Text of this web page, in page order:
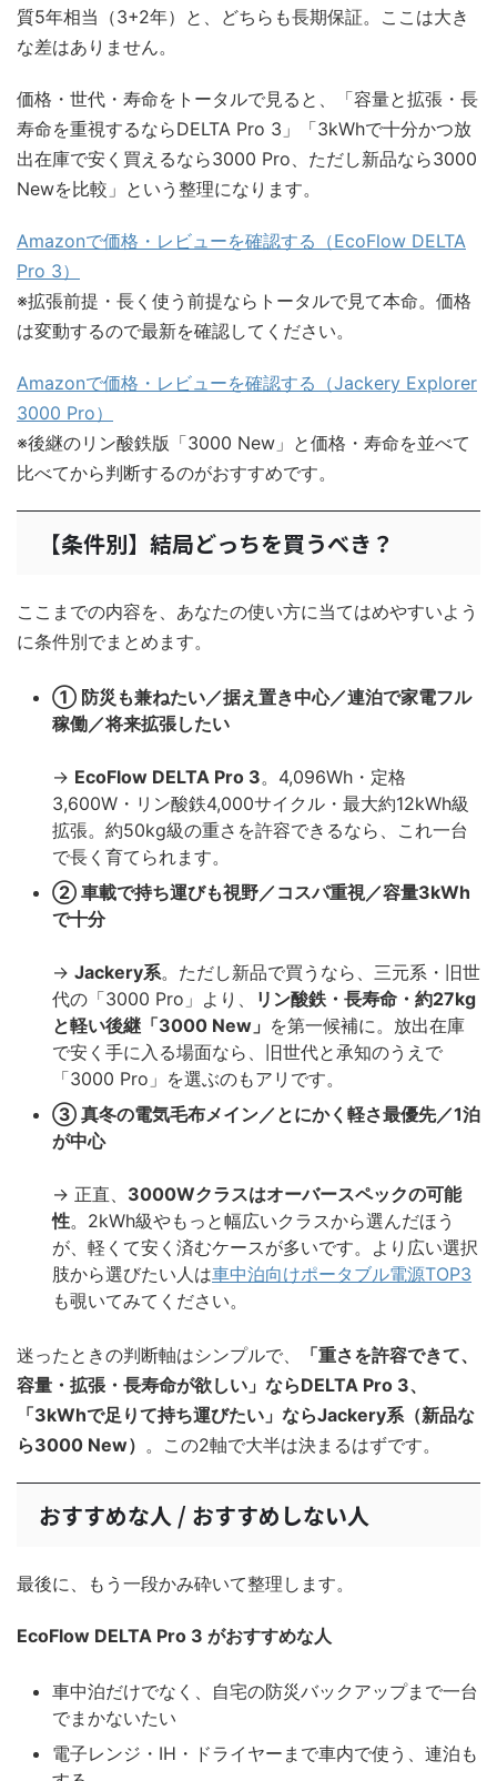
質5年相当（3+2年）と、どちらも長期保証。ここは大き
な差はありません。
価格・世代・寿命をトータルで見ると、「容量と拡張・長
寿命を重視するならDELTA Pro 3」「3kWhで十分かつ放
出在庫で安く買えるなら3000 Pro、ただし新品なら3000
Newを比較」という整理になります。
Amazonで価格・レビューを確認する（EcoFlow DELTA
Pro 3）
※拡張前提・長く使う前提ならトータルで見て本命。価格
は変動するので最新を確認してください。
Amazonで価格・レビューを確認する（Jackery Explorer
3000 Pro）
※後継のリン酸鉄版「3000 New」と価格・寿命を並べて
比べてから判断するのがおすすめです。
【条件別】結局どっちを買うべき？
ここまでの内容を、あなたの使い方に当てはめやすいよう
に条件別でまとめます。
① 防災も兼ねたい／据え置き中心／連泊で家電フル
稼働／将来拡張したい
→ EcoFlow DELTA Pro 3。4,096Wh・定格
3,600W・リン酸鉄4,000サイクル・最大約12kWh級
拡張。約50kg級の重さを許容できるなら、これ一台
で長く育てられます。
② 車載で持ち運びも視野／コスパ重視／容量3kWh
で十分
→ Jackery系。ただし新品で買うなら、三元系・旧世
代の「3000 Pro」より、
リン酸鉄・長寿命・約27kg
と軽い後継「3000 New」 を第一候補に。放出在庫
で安く手に入る場面なら、旧世代と承知のうえで
「3000 Pro」を選ぶのもアリです。
③ 真冬の電気毛布メイン／とにかく軽さ最優先／1泊
が中心
→ 正直、 3000Wクラスはオーバースペックの可能
性。2kWh級やもっと幅広いクラスから選んだほう
が、軽くて安く済むケースが多いです。より広い選択
肢から選びたい人は車中泊向けポータブル電源TOP3
も覗いてみてください。
迷ったときの判断軸はシンプルで、
「重さを許容できて、
容量・拡張・長寿命が欲しい」ならDELTA Pro 3、
「3kWhで足りて持ち運びたい」ならJackery系（新品な
ら3000 New） 。この2軸で大半は決まるはずです。
おすすめな人 / おすすめしない人
最後に、もう一段かみ砕いて整理します。
EcoFlow DELTA Pro 3 がおすすめな人
車中泊だけでなく、自宅の防災バックアップまで一台
でまかないたい
電子レンジ・IH・ドライヤーまで車内で使う、連泊も